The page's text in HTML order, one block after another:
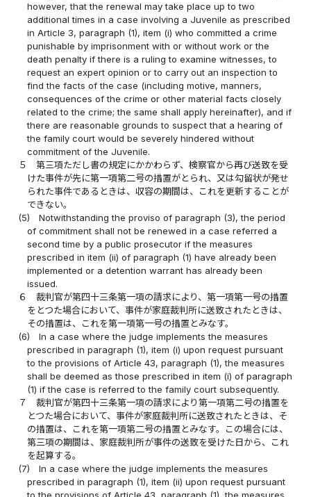
however, that the renewal may take place up to two
additional times in a case involving a Juvenile as prescribed
in Article 3, paragraph (1), item (i) who committed a crime
punishable by imprisonment with or without work or the
death penalty if there is a ruling to examine witnesses, to
request an expert opinion or to carry out an inspection to
find the facts of the case (including motive, manners,
consequences of the crime or other material facts closely
related to the crime; the same shall apply hereinafter), and if
there are reasonable grounds to suspect that a hearing of
the family court would be severely hindered without
commitment of the Juvenile.
５
第三項ただし書の規定にかかわらず、検察官から再び送致を受
けた事件が先に第一項第二号の措置がとられ、又は勾留状が発せ
られた事件であるときは、収容の期間は、これを更新することが
できない。
(5)
Notwithstanding the proviso of paragraph (3), the period
of commitment shall not be renewed in a case referred a
second time by a public prosecutor if the measures
prescribed in item (ii) of paragraph (1) have already been
implemented or a detention warrant has already been
issued.
６
裁判官が第四十三条第一項の請求により、第一項第一号の措置
をとつた場合において、事件が家庭裁判所に送致されたときは、
その措置は、これを第一項第一号の措置とみなす。
(6)
In a case where the judge implements the measures
prescribed in paragraph (1), item (i) upon request pursuant
to the provisions of Article 43, paragraph (1), the measures
shall be deemed as those prescribed in item (i) of paragraph
(1) if the case is referred to the family court subsequently.
７
裁判官が第四十三条第一項の請求により第一項第二号の措置を
とつた場合において、事件が家庭裁判所に送致されたときは、そ
の措置は、これを第一項第二号の措置とみなす。この場合には、
第三項の期間は、家庭裁判所が事件の送致を受けた日から、これ
を起算する。
(7)
In a case where the judge implements the measures
prescribed in paragraph (1), item (ii) upon request pursuant